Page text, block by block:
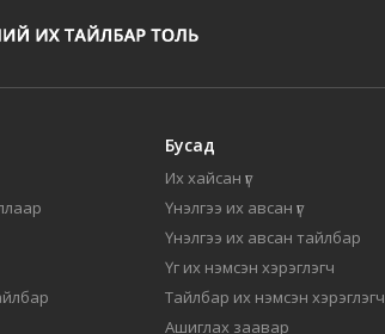
Бусад
Их хайсан үг
Үнэлгээ их авсан үг
Үнэлгээ их авсан тайлбар
Үг их нэмсэн хэрэглэгч
Тайлбар их нэмсэн хэрэглэгч
Ашиглах заавар